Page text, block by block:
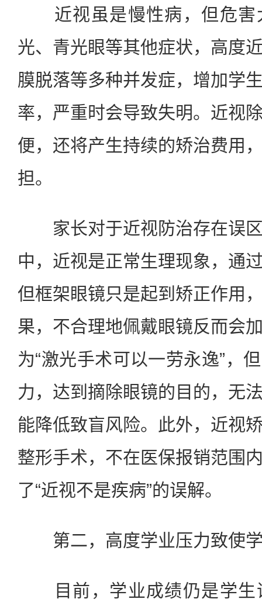
近视虽是慢性病，但危害
光、青光眼等其他症状，高度
膜脱落等多种并发症，增加学
率，严重时会导致失明。近视
便，还将产生持续的矫治费用
担。
家长对于近视防治存在误区
中，近视是正常生理现象，通
但框架眼镜只是起到矫正作用
果，不合理地佩戴眼镜反而会
为“激光手术可以一劳永逸”，
力，达到摘除眼镜的目的，无
能降低致盲风险。此外，近视
整形手术，不在医保报销范围
了“近视不是疾病”的误解。
第二，高度学业压力致使学
目前，学业成绩仍是学生